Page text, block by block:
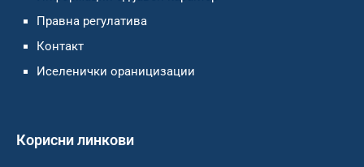
Правна регулатива
Контакт
Иселенички ораницизации
Корисни линкови